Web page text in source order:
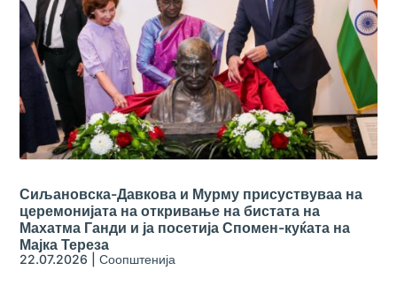
Сиљановска-Давкова и Мурму присуствуваа на
церемонијата на откривање на бистата на
Махатма Ганди и ја посетија Спомен-куќата на
Мајка Тереза
22.07.2026 |Соопштенија